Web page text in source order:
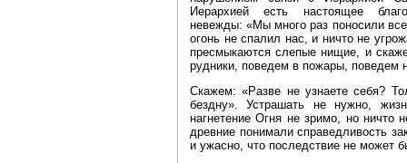
Иерархией есть настоящее
невежды: «Мы много раз поносили
огонь не спалил нас, и ничто не
пресмыкаются слепые нищие, и
рудники, поведем в пожары, поведем
Скажем: «Разве не узнаете себя?
бездну». Устрашать не нужно,
нагнетение Огня не зримо, но ничто
древние понимали справедливость
и ужасно, что последствие не может